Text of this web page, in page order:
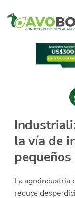
AvoReports
AvoMagazine
la vía de
La agroindustria
reduce